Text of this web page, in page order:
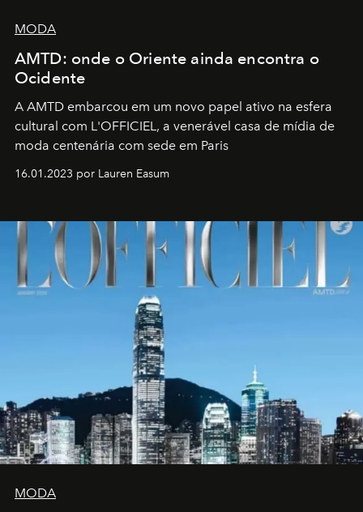
MODA
AMTD: onde o Oriente ainda encontra o
Ocidente
A AMTD embarcou em um novo papel ativo na esfera
cultural com L'OFFICIEL, a venerável casa de mídia de
moda centenária com sede em Paris
16.01.2023 por Lauren Easum
MODA